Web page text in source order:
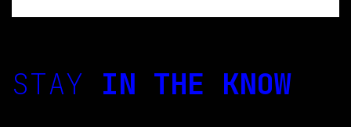
STAY IN THE KNOW